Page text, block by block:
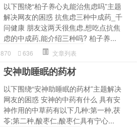
以下围绕“柏子养心丸能治焦虑吗”主题
解决网友的困惑 抗焦虑三种中成药_千
问健康 朋友这两天很焦虑,想吃点抗焦
虑的中成药,能介绍三种吗? 柏子养...
870 636 文章列表
安神助睡眠的药材
以下围绕“安神助睡眠的药材”主题解决
网友的困惑 安神的中药有什么 具有安
神作用的中草药有以下几种:第一种,茯
苓;第二种,酸枣仁,酸枣仁具有宁心...